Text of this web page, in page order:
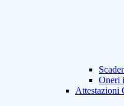
Oneri
Attestazioni